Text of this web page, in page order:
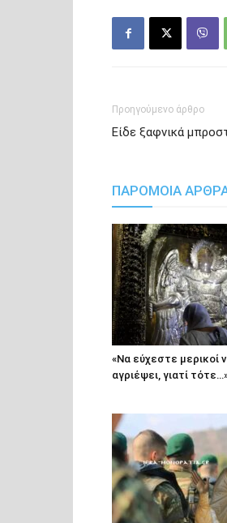
Προηγούμενο άρθρο
Είδε ξαφνικά
ΠΑΡΟΜΟΙΑ
«Να εύχεστε μερικοί
αγριέψει, γιατί